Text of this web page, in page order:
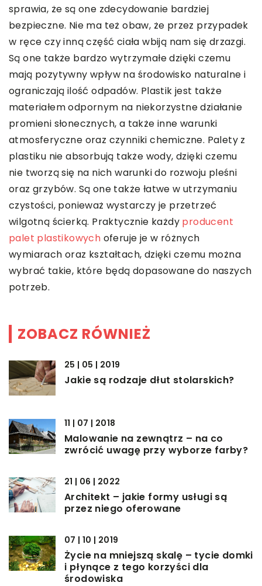
sprawia, że są one zdecydowanie bardziej
bezpieczne. Nie ma też obaw, że przez przypadek
w ręce czy inną część ciała wbiją nam się drzazgi.
Są one także bardzo wytrzymałe dzięki czemu
mają pozytywny wpływ na środowisko naturalne i
ograniczają ilość odpadów. Plastik jest także
materiałem odpornym na niekorzystne działanie
promieni słonecznych, a także inne warunki
atmosferyczne oraz czynniki chemiczne. Palety z
plastiku nie absorbują także wody, dzięki czemu
nie tworzą się na nich warunki do rozwoju pleśni
oraz grzybów. Są one także łatwe w utrzymaniu
czystości, ponieważ wystarczy je przetrzeć
wilgotną ścierką. Praktycznie każdy producent
palet plastikowych oferuje je w różnych
wymiarach oraz kształtach, dzięki czemu można
wybrać takie, które będą dopasowane do naszych
potrzeb.
ZOBACZ RÓWNIEŻ
25 | 05 | 2019
Jakie są rodzaje dłut stolarskich?
11 | 07 | 2018
Malowanie na zewnątrz – na co
zwrócić uwagę przy wyborze farby?
21 | 06 | 2022
Architekt – jakie formy usługi są
przez niego oferowane
07 | 10 | 2019
Życie na mniejszą skalę – tycie domki
i płynące z tego korzyści dla
środowiska